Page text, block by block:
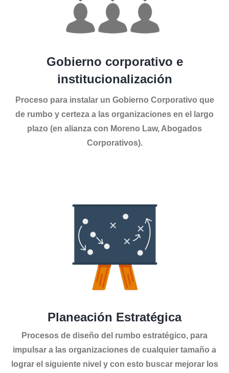
Gobierno corporativo e
institucionalización
Proceso para instalar un Gobierno Corporativo que
de rumbo y certeza a las organizaciones en el largo
plazo (en alianza con Moreno Law, Abogados
Corporativos).
Planeación Estratégica
Procesos de diseño del rumbo estratégico, para
impulsar a las organizaciones de cualquier tamaño a
lograr el siguiente nivel y con esto buscar mejorar los